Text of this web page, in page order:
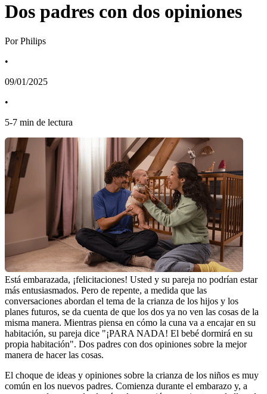
Dos padres con dos opiniones
Por Philips
•
09/01/2025
•
5-7 min de lectura
Está embarazada, ¡felicitaciones! Usted y su pareja no podrían estar
más entusiasmados. Pero de repente, a medida que las
conversaciones abordan el tema de la crianza de los hijos y los
planes futuros, se da cuenta de que los dos ya no ven las cosas de la
misma manera. Mientras piensa en cómo la cuna va a encajar en su
habitación, su pareja dice "¡PARA NADA! El bebé dormirá en su
propia habitación". Dos padres con dos opiniones sobre la mejor
manera de hacer las cosas.
El choque de ideas y opiniones sobre la crianza de los niños es muy
común en los nuevos padres. Comienza durante el embarazo y, a